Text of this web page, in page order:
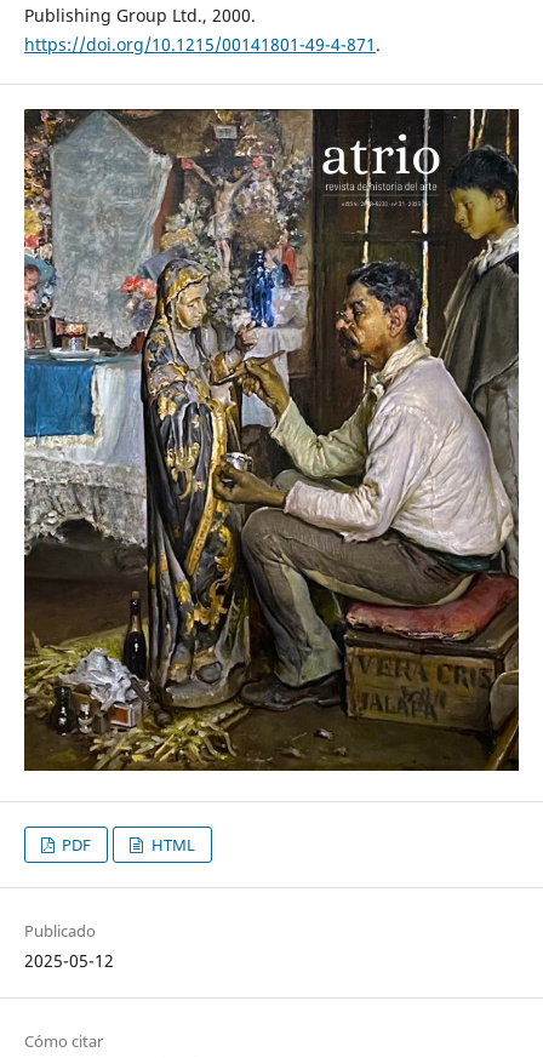
Publishing Group Ltd., 2000.
https://doi.org/10.1215/00141801-49-4-871 .
PDF HTML
Publicado
2025-05-12
Cómo citar